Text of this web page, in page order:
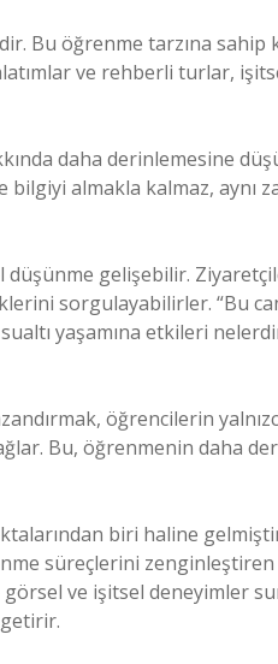
Bu öğrenme tarzına sahip
ve rehberli turlar,
daha derinlemesine
bilgiyi almakla kalmaz, aynı
gelişebilir.
sorgulayabilirler. “Bu
yaşamına etkileri
öğrencilerin
Bu, öğrenmenin daha
biri haline
süreçlerini zenginleştiren
ve işitsel deneyimler